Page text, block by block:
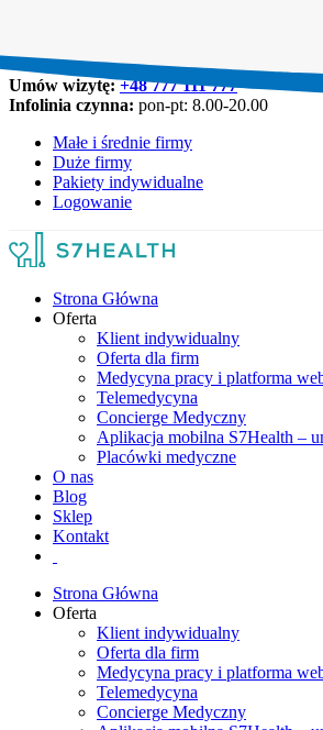
Umów wizytę:+48 777 111 777
Infolinia czynna: pon-pt: 8.00-20.00
Małe i średnie firmy
Duże firmy
Pakiety indywidualne
Logowanie
Strona Główna
Oferta
Klient indywidualny
Oferta dla firm
Medycyna pracy i platforma
Telemedycyna
Concierge Medyczny
Aplikacja mobilna S7Health –
Placówki medyczne
O nas
Blog
Sklep
Kontakt
Strona Główna
Oferta
Klient indywidualny
Oferta dla firm
Medycyna pracy i platforma
Telemedycyna
Concierge Medyczny